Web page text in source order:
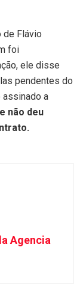
de Flávio
foi
ele disse
pendentes do
assinado a
não deu
Agencia